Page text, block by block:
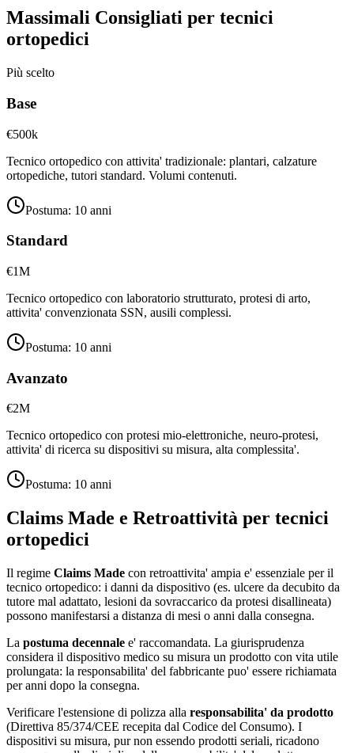
Massimali Consigliati per tecnici
ortopedici
Più scelto
Base
€500k
Tecnico ortopedico con attivita' tradizionale: plantari, calzature
ortopediche, tutori standard. Volumi contenuti.
Postuma: 10 anni
Standard
€1M
Tecnico ortopedico con laboratorio strutturato, protesi di arto,
attivita' convenzionata SSN, ausili complessi.
Postuma: 10 anni
Avanzato
€2M
Tecnico ortopedico con protesi mio-elettroniche, neuro-protesi,
attivita' di ricerca su dispositivi su misura, alta complessita'.
Postuma: 10 anni
Claims Made e Retroattività per tecnici
ortopedici
Il regime Claims Made con retroattivita' ampia e' essenziale per il
tecnico ortopedico: i danni da dispositivo (es. ulcere da decubito da
tutore mal adattato, lesioni da sovraccarico da protesi disallineata)
possono manifestarsi a distanza di mesi o anni dalla consegna.
La postuma decennale e' raccomandata. La giurisprudenza
considera il dispositivo medico su misura un prodotto con vita utile
prolungata: la responsabilita' del fabbricante puo' essere richiamata
per anni dopo la consegna.
Verificare l'estensione di polizza alla responsabilita' da prodotto
(Direttiva 85/374/CEE recepita dal Codice del Consumo). I
dispositivi su misura, pur non essendo prodotti seriali, ricadono